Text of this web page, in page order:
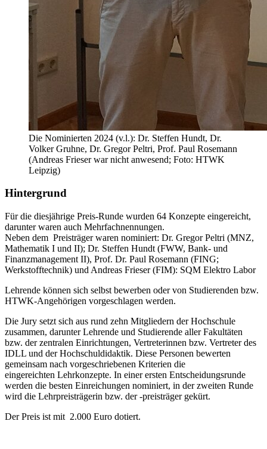
Die Nominierten 2024 (v.l.): Dr. Steffen Hundt, Dr.
Volker Gruhne, Dr. Gregor Peltri, Prof. Paul Rosemann
(Andreas Frieser war nicht anwesend; Foto: HTWK
Leipzig)
Hintergrund
Für die diesjährige Preis-Runde wurden 64 Konzepte eingereicht,
darunter waren auch Mehrfachnennungen.
Neben dem Preisträger waren nominiert: Dr. Gregor Peltri (MNZ,
Mathematik I und II); Dr. Steffen Hundt (FWW, Bank- und
Finanzmanagement II), Prof. Dr. Paul Rosemann (FING;
Werkstofftechnik) und Andreas Frieser (FIM): SQM Elektro Labor
Lehrende können sich selbst bewerben oder von Studierenden bzw.
HTWK-Angehörigen vorgeschlagen werden.
Die Jury setzt sich aus rund zehn Mitgliedern der Hochschule
zusammen, darunter Lehrende und Studierende aller Fakultäten
bzw. der zentralen Einrichtungen, Vertreterinnen bzw. Vertreter des
IDLL und der Hochschuldidaktik. Diese Personen bewerten
gemeinsam nach vorgeschriebenen Kriterien die
eingereichten Lehrkonzepte. In einer ersten Entscheidungsrunde
werden die besten Einreichungen nominiert, in der zweiten Runde
wird die Lehrpreisträgerin bzw. der -preisträger gekürt.
Der Preis ist mit 2.000 Euro dotiert.